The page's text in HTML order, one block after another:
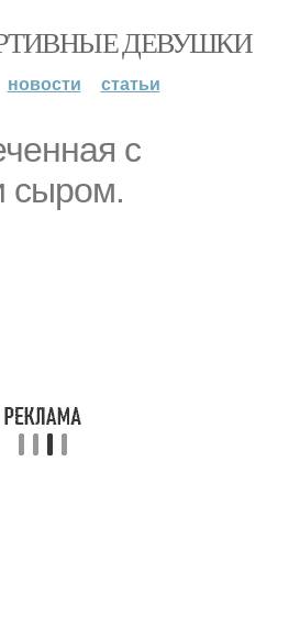
ДЕВУШКИ
новости статьи
с
сыром.